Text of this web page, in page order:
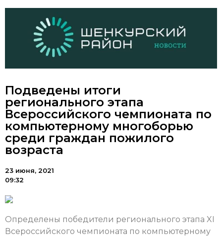
Подведены итоги
регионального этапа
Всероссийского чемпионата по
компьютерному многоборью
среди граждан пожилого
возраста
23 июня, 2021
09:32
Определены победители регионального этапа XI
Всероссийского чемпионата по компьютерному